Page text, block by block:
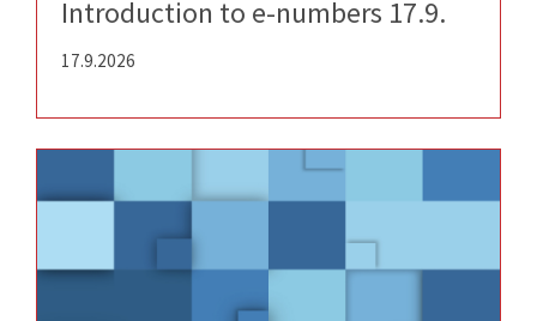
Introduction to e-numbers 17.9.
17.9.2026